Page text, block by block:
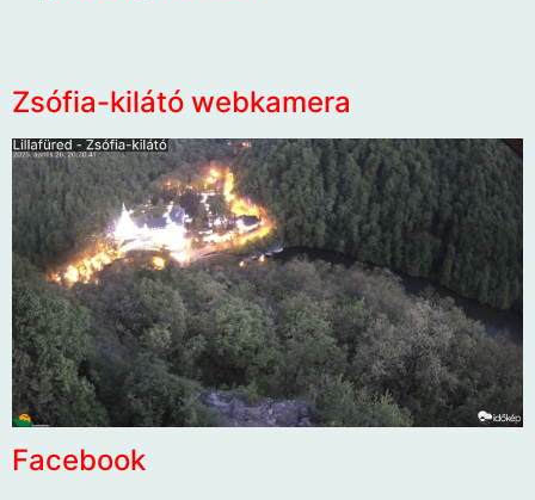
Zsófia-kilátó webkamera
Facebook